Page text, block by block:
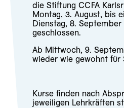
die Stiftung CCFA
Montag, 3. August, bis
Dienstag, 8. September
geschlossen.
Ab Mittwoch, 9.
wieder wie gewohnt für
Kurse finden nach
jeweiligen Lehrkräften